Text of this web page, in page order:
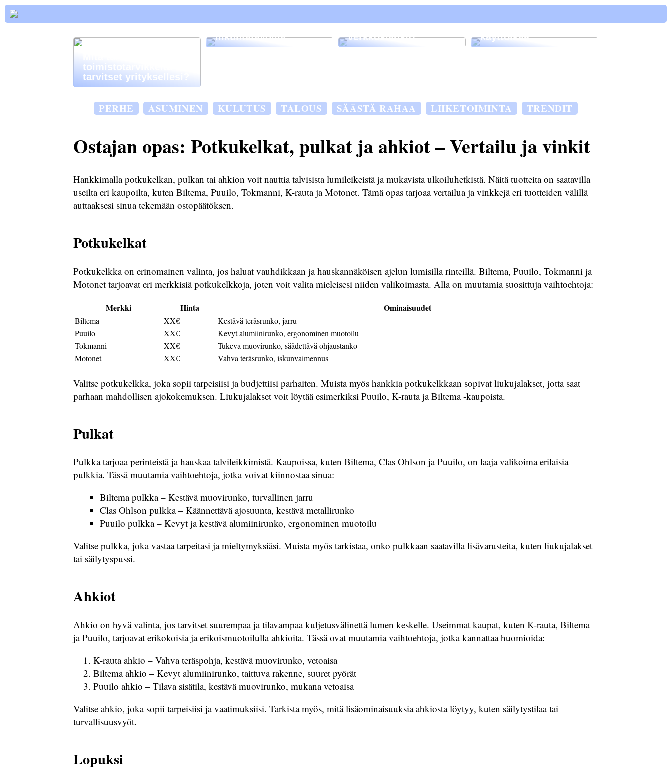
toimistotarvikkeita
tarvitset yrityksellesi?
liikuntatavoilla
Siksi on tärkeää, että
verkkosivusto
käyttöikää
PERHE ASUMINEN KULUTUS TALOUS SÄÄSTÄ RAHAA LIIKETOIMINTA TRENDIT
Ostajan opas: Potkukelkat, pulkat ja ahkiot – Vertailu ja vinkit
Hankkimalla potkukelkan, pulkan tai ahkion voit nauttia talvisista lumileikeistä ja mukavista ulkoiluhetkistä. Näitä tuotteita on saatavilla
useilta eri kaupoilta, kuten Biltema, Puuilo, Tokmanni, K-rauta ja Motonet. Tämä opas tarjoaa vertailua ja vinkkejä eri tuotteiden välillä
auttaaksesi sinua tekemään ostopäätöksen.
Potkukelkat
Potkukelkka on erinomainen valinta, jos haluat vauhdikkaan ja hauskannäköisen ajelun lumisilla rinteillä. Biltema, Puuilo, Tokmanni ja
Motonet tarjoavat eri merkkisiä potkukelkkoja, joten voit valita mieleisesi niiden valikoimasta. Alla on muutamia suosittuja vaihtoehtoja:
Merkki Hinta Ominaisuudet
Biltema XX€
Kestävä teräsrunko, jarru
Puuilo
XX€
Kevyt alumiinirunko, ergonominen muotoilu
Tokmanni
XX€
Tukeva muovirunko, säädettävä ohjaustanko
Motonet
XX€ Vahva teräsrunko, iskunvaimennus
Valitse potkukelkka, joka sopii tarpeisiisi ja budjettiisi parhaiten. Muista myös hankkia potkukelkkaan sopivat liukujalakset, jotta saat
parhaan mahdollisen ajokokemuksen. Liukujalakset voit löytää esimerkiksi Puuilo, K-rauta ja Biltema -kaupoista.
Pulkat
Pulkka tarjoaa perinteistä ja hauskaa talvileikkimistä. Kaupoissa, kuten Biltema, Clas Ohlson ja Puuilo, on laaja valikoima erilaisia
pulkkia. Tässä muutamia vaihtoehtoja, jotka voivat kiinnostaa sinua:
Biltema pulkka – Kestävä muovirunko, turvallinen jarru
Clas Ohlson pulkka – Käännettävä ajosuunta, kestävä metallirunko
Puuilo pulkka – Kevyt ja kestävä alumiinirunko, ergonominen muotoilu
Valitse pulkka, joka vastaa tarpeitasi ja mieltymyksiäsi. Muista myös tarkistaa, onko pulkkaan saatavilla lisävarusteita, kuten liukujalakset
tai säilytyspussi.
Ahkiot
Ahkio on hyvä valinta, jos tarvitset suurempaa ja tilavampaa kuljetusvälinettä lumen keskelle. Useimmat kaupat, kuten K-rauta, Biltema
ja Puuilo, tarjoavat erikokoisia ja erikoismuotoilulla ahkioita. Tässä ovat muutamia vaihtoehtoja, jotka kannattaa huomioida:
K-rauta ahkio – Vahva teräspohja, kestävä muovirunko, vetoaisa
Biltema ahkio – Kevyt alumiinirunko, taittuva rakenne, suuret pyörät
Puuilo ahkio – Tilava sisätila, kestävä muovirunko, mukana vetoaisa
Valitse ahkio, joka sopii tarpeisiisi ja vaatimuksiisi. Tarkista myös, mitä lisäominaisuuksia ahkiosta löytyy, kuten säilytystilaa tai
turvallisuusvyöt.
Lopuksi